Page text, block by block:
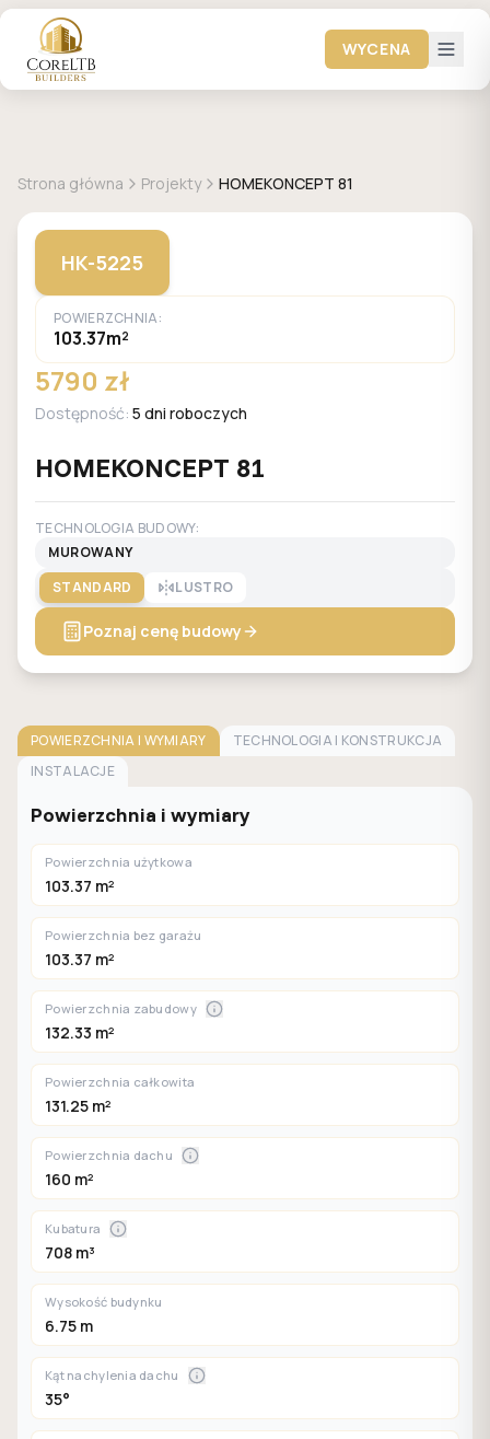
WYCENA
Strona główna Projekty HOMEKONCEPT 81
HK-5225
POWIERZCHNIA:
103.37m²
5790 zł
Dostępność: 5 dni roboczych
HOMEKONCEPT 81
TECHNOLOGIA BUDOWY:
MUROWANY
STANDARD
LUSTRO
Poznaj cenę budowy
POWIERZCHNIA I WYMIARY
TECHNOLOGIA I KONSTRUKCJA
INSTALACJE
Powierzchnia i wymiary
Powierzchnia użytkowa
103.37 m²
Powierzchnia bez garażu
103.37 m²
Powierzchnia zabudowy
132.33 m²
Powierzchnia całkowita
131.25 m²
Powierzchnia dachu
160 m²
Kubatura
708 m³
Wysokość budynku
6.75 m
Kąt nachylenia dachu
35°